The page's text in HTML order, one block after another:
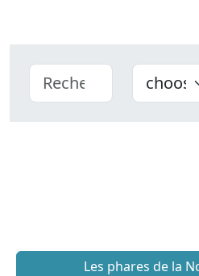
Les phares de la